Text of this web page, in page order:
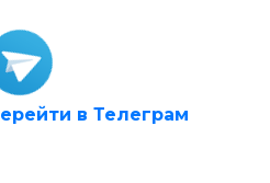
в Телеграм